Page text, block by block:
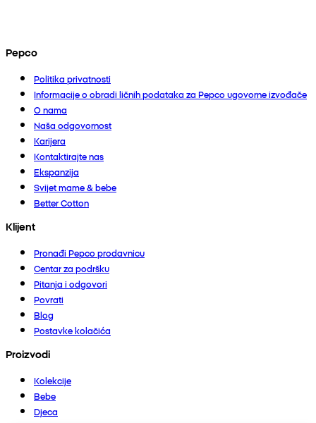
Pepco
Politika privatnosti
Informacije o obradi ličnih podataka za Pepco ugovorne izvođače
O nama
Naša odgovornost
Karijera
Kontaktirajte nas
Ekspanzija
Svijet mame & bebe
Better Cotton
Klijent
Pronađi Pepco prodavnicu
Centar za podršku
Pitanja i odgovori
Povrati
Blog
Postavke kolačića
Proizvodi
Kolekcije
Bebe
Djeca